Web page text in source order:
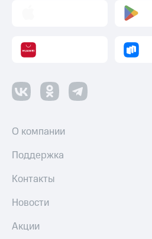
О компании
Поддержка
Контакты
Новости
Акции